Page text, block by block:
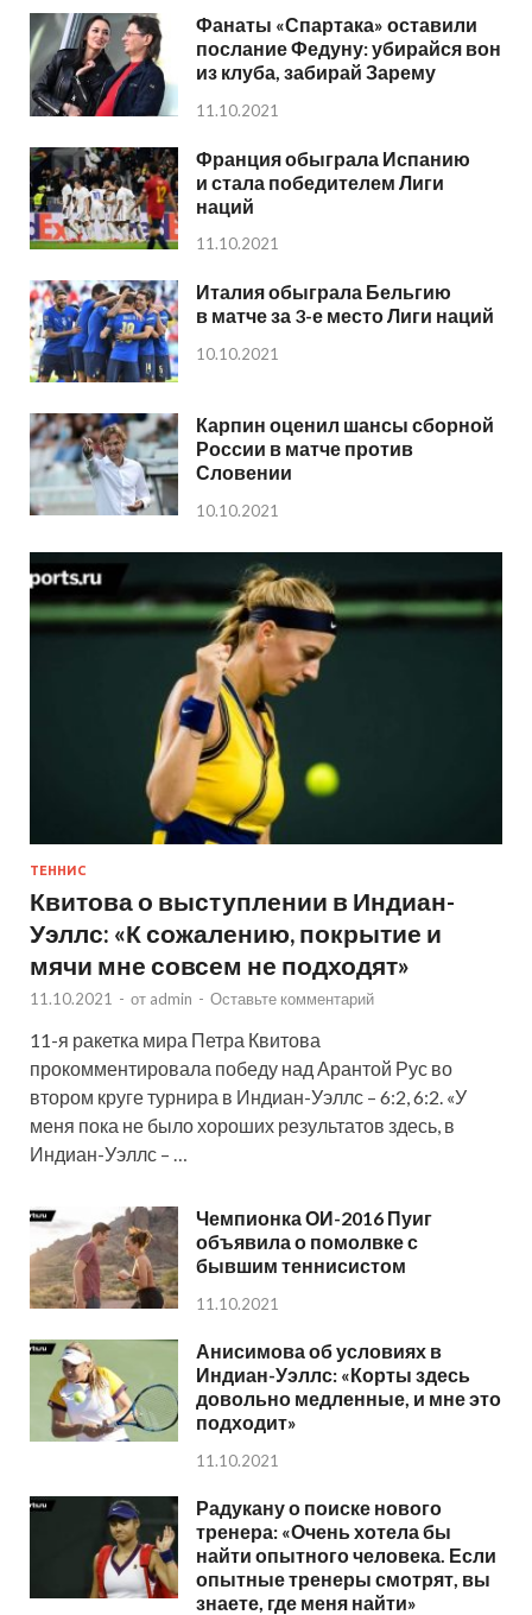
Фанаты «Спартака» оставили
послание Федуну: убирайся вон
из клуба, забирай Зарему
11.10.2021
Франция обыграла Испанию
и стала победителем Лиги
наций
11.10.2021
Италия обыграла Бельгию
в матче за 3-е место Лиги наций
10.10.2021
Карпин оценил шансы сборной
России в матче против
Словении
10.10.2021
ТЕННИС
Квитова о выступлении в Индиан-
Уэллс: «К сожалению, покрытие и
мячи мне совсем не подходят»
11.10.2021 - от admin - Оставьте комментарий
11-я ракетка мира Петра Квитова
прокомментировала победу над Арантой Рус во
втором круге турнира в Индиан-Уэллс – 6:2, 6:2. «У
меня пока не было хороших результатов здесь, в
Индиан-Уэллс – …
Чемпионка ОИ-2016 Пуиг
объявила о помолвке с
бывшим теннисистом
11.10.2021
Анисимова об условиях в
Индиан-Уэллс: «Корты здесь
довольно медленные, и мне это
подходит»
11.10.2021
Радукану о поиске нового
тренера: «Очень хотела бы
найти опытного человека. Если
опытные тренеры смотрят, вы
знаете, где меня найти»